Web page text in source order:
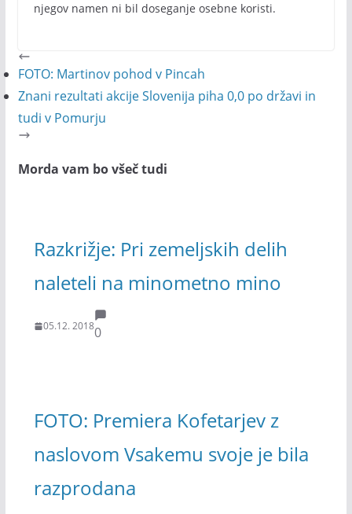
njegov namen ni bil doseganje osebne koristi.
FOTO: Martinov pohod v Pincah
Znani rezultati akcije Slovenija piha 0,0 po državi in
tudi v Pomurju
Morda vam bo všeč tudi
Razkrižje: Pri zemeljskih delih
naleteli na minometno mino
05.12. 20180
FOTO: Premiera Kofetarjev z
naslovom Vsakemu svoje je bila
razprodana